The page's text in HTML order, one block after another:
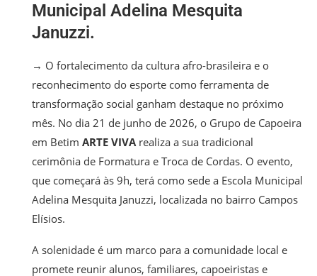
Municipal Adelina Mesquita
Januzzi.
→ O fortalecimento da cultura afro-brasileira e o
reconhecimento do esporte como ferramenta de
transformação social ganham destaque no próximo
mês. No dia 21 de junho de 2026, o Grupo de Capoeira
em Betim ARTE VIVArealiza a sua tradicional
cerimônia de Formatura e Troca de Cordas. O evento,
que começará às 9h, terá como sede a Escola Municipal
Adelina Mesquita Januzzi, localizada no bairro Campos
Elísios.
A solenidade é um marco para a comunidade local e
promete reunir alunos, familiares, capoeiristas e